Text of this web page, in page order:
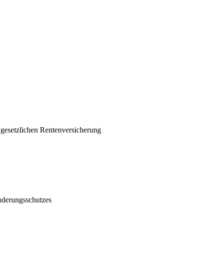
Rentenversicherung